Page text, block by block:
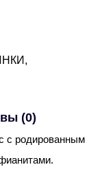
,
(0)
с родированным